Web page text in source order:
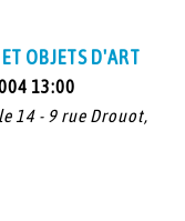
OBJETS D'ART
13:00
14 - 9 rue Drouot,